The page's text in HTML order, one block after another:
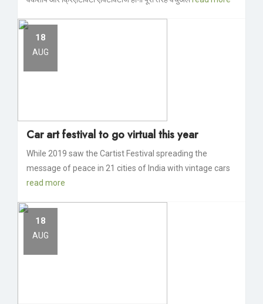
18
AUG
Car art festival to go virtual this year
While 2019 saw the Cartist Festival spreading the
message of peace in 21 cities of India with vintage cars
read more
18
AUG